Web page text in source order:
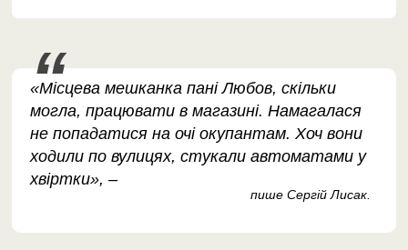
«Місцева мешканка пані Любов, скільки
могла, працювати в магазині. Намагалася
не попадатися на очі окупантам. Хоч вони
ходили по вулицях, стукали автоматами у
хвіртки», –
пише Сергій Лисак.